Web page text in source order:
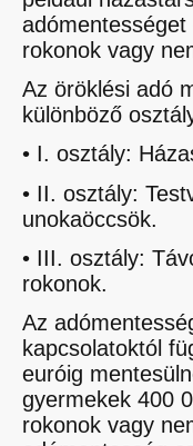
rokonok vagy
Az öröklési adó
különböző
• I. osztály:
• II. osztály:
unokaöccsök.
• III. osztály:
rokonok.
Az
kapcsolatoktól
euróig
gyermekek 400
rokonok vagy